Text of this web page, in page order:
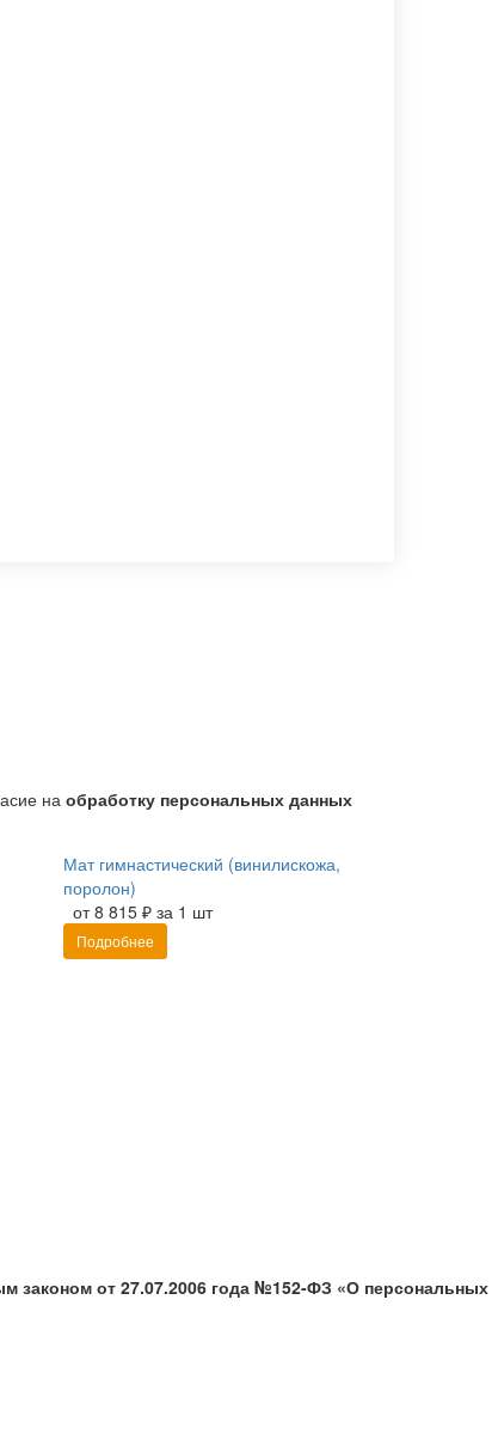
на обработку персональных данных
Мат гимнастический (винилискожа,
поролон)
от 8 815 ₽ за 1 шт
Подробнее
законом от 27.07.2006 года №152-ФЗ «О персональных